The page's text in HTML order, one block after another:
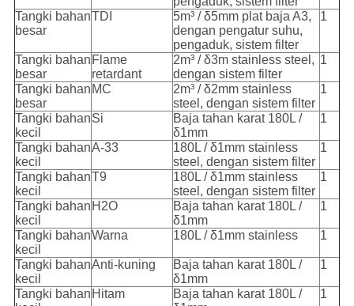
Tangki bahan
besar
TDI
5m³ / δ5mm plat baja A3,
dengan pengatur suhu,
pengaduk, sistem filter
1
Tangki bahan
besar
Flame
retardant
2m³ / δ3m stainless steel,
dengan sistem filter
1
Tangki bahan
besar
MC
2m³ / δ2mm stainless
steel, dengan sistem filter
1
Tangki bahan
kecil
Si
Baja tahan karat 180L /
δ1mm
1
Tangki bahan
kecil
A-33
180L / δ1mm stainless
steel, dengan sistem filter
1
Tangki bahan
kecil
T9
180L / δ1mm stainless
steel, dengan sistem filter
1
Tangki bahan
kecil
H2O
Baja tahan karat 180L /
δ1mm
1
Tangki bahan
kecil
Warna 180L / δ1mm stainless 1
Tangki bahan
kecil
Anti-kuning
Baja tahan karat 180L /
δ1mm
1
Tangki bahan Hitam
Baja tahan karat 180L /
1